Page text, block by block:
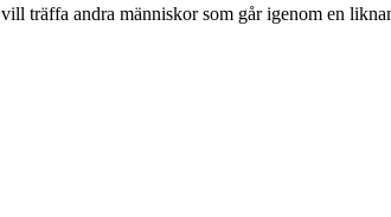
träffa andra människor som går igenom en